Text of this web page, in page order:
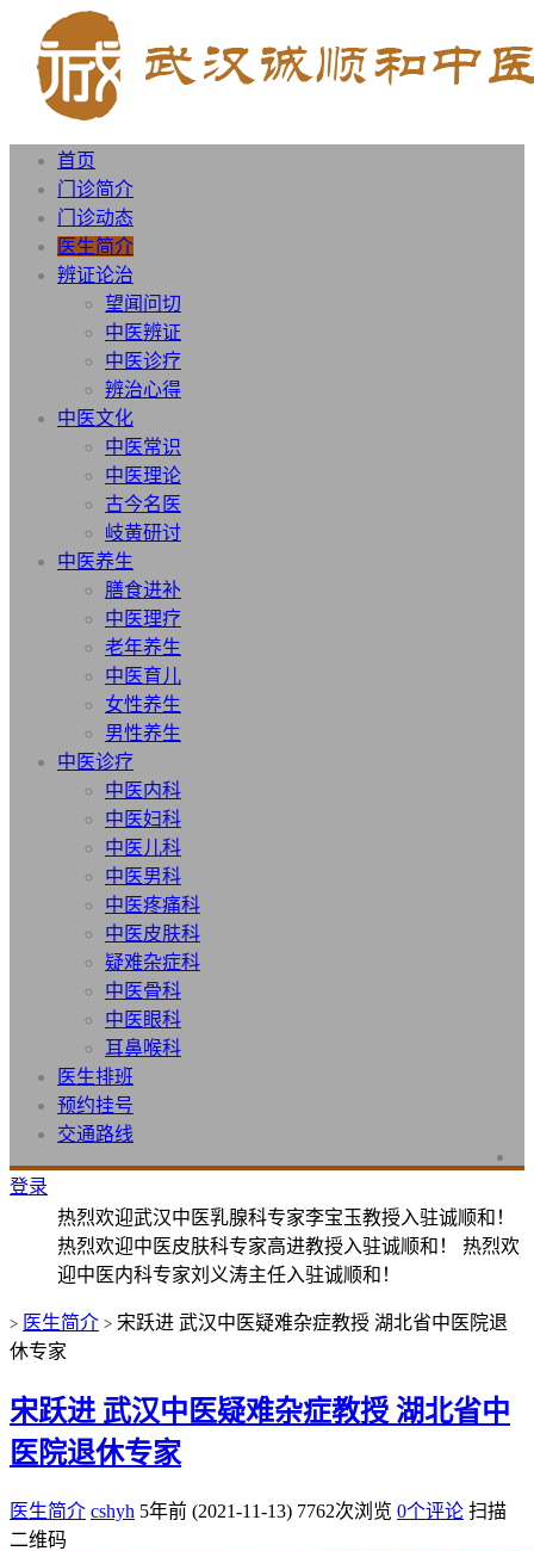
首页
门诊简介
门诊动态
医生简介
辨证论治
望闻问切
中医辨证
中医诊疗
辨治心得
中医文化
中医常识
中医理论
古今名医
岐黄研讨
中医养生
膳食进补
中医理疗
老年养生
中医育儿
女性养生
男性养生
中医诊疗
中医内科
中医妇科
中医儿科
中医男科
中医疼痛科
中医皮肤科
疑难杂症科
中医骨科
中医眼科
耳鼻喉科
医生排班
预约挂号
交通路线
登录
热烈欢迎武汉中医乳腺科专家李宝玉教授入驻诚顺和！
热烈欢迎中医皮肤科专家高进教授入驻诚顺和！ 热烈欢
迎中医内科专家刘义涛主任入驻诚顺和！
> 医生简介 > 宋跃进 武汉中医疑难杂症教授 湖北省中医院退
休专家
宋跃进 武汉中医疑难杂症教授 湖北省中
医院退休专家
医生简介 cshyh 5年前 (2021-11-13) 7762次浏览 0个评论 扫描
二维码